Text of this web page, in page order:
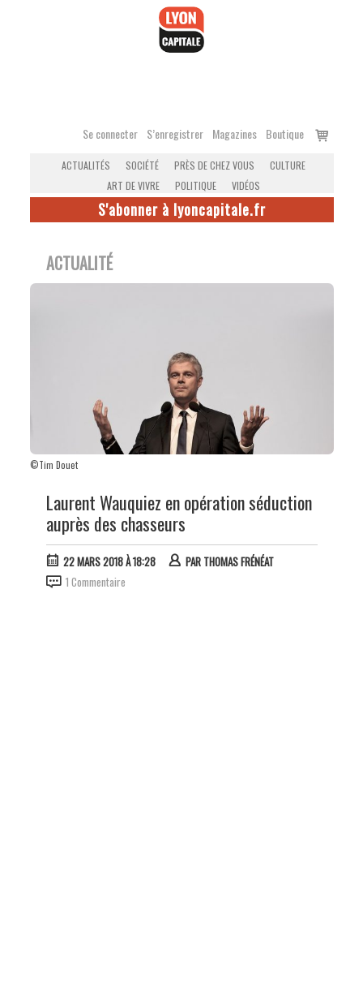
Se connecter S’enregistrer Magazines Boutique
Voir
ACTUALITÉS SOCIÉTÉ PRÈS DE CHEZ VOUS
CULTURE
ART DE VIVRE
POLITIQUE VIDÉOS
S'abonner à lyoncapitale.fr
ACTUALITÉ
©Tim Douet
Laurent Wauquiez en opération séduction
auprès des chasseurs
22 MARS 2018 À 18:28 PAR THOMAS FRÉNÉAT
1 Commentaire